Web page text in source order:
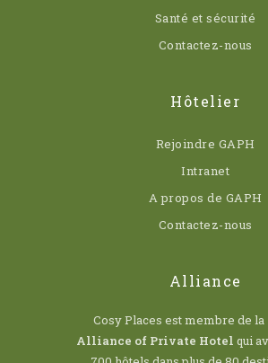
Santé et sécurité
Contactez-nous
Hôtelier
Rejoindre GAPH
Intranet
A propos de GAPH
Contactez-nous
Alliance
Cosy Places est membre de la
Alliance of Private Hotel qui